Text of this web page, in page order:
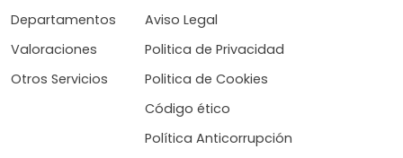
Departamentos
Valoraciones
Otros Servicios
Aviso Legal
Politica de Privacidad
Politica de Cookies
Código ético
Política Anticorrupción